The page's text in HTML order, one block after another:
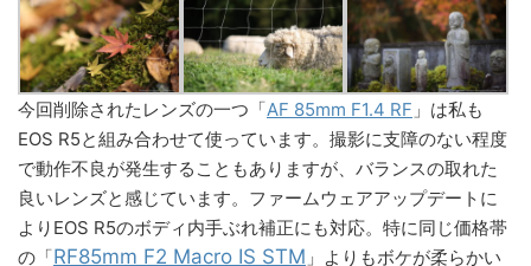
今回削除されたレンズの一つ「AF 85mm F1.4 RF 」は私も
EOS R5と組み合わせて使っています。撮影に支障のない程度
で動作不良が発生することもありますが、バランスの取れた
良いレンズと感じています。ファームウェアアップデートに
よりEOS R5のボディ内手ぶれ補正にも対応。特に同じ価格帯
の「RF85mm F2 Macro IS STM 」よりもボケが柔らかい